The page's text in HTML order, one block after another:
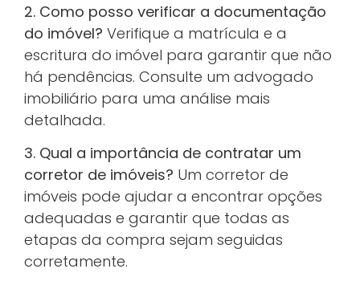
2. Como posso verificar a documentação
do imóvel? Verifique a matrícula e a
escritura do imóvel para garantir que não
há pendências. Consulte um advogado
imobiliário para uma análise mais
detalhada.
3. Qual a importância de contratar um
corretor de imóveis? Um corretor de
imóveis pode ajudar a encontrar opções
adequadas e garantir que todas as
etapas da compra sejam seguidas
corretamente.